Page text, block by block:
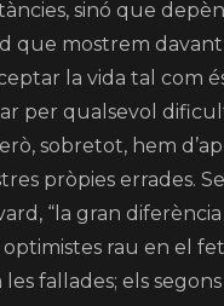
sinó que
que mostrem
la vida tal com
per qualsevol
sobretot, hem
pròpies errades.
“la gran
optimistes rau en el
fallades; els